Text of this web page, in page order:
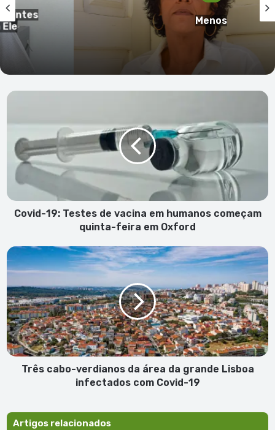
Menos
Covid-
vacina
em
humanos
começam
quinta-
feira
Covid-19: Testes de vacina em humanos começam
quinta-feira em Oxford
Três
cabo-
da
área
da
grande
Lisboa
infectados
Três cabo-verdianos da área da grande Lisboa
infectados com Covid-19
Artigos relacionados